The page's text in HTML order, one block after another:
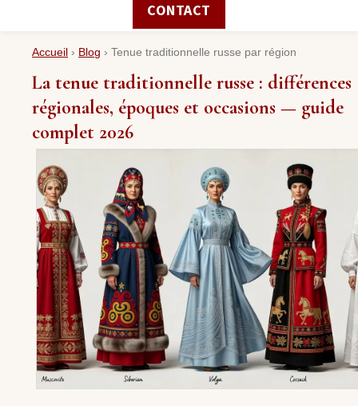
CONTACT
Accueil › Blog › Tenue traditionnelle russe par région
La tenue traditionnelle russe : différences
régionales, époques et occasions — guide
complet 2026